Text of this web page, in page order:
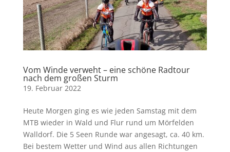
Vom Winde verweht – eine schöne Radtour
nach dem großen Sturm
19. Februar 2022
Heute Morgen ging es wie jeden Samstag mit dem
MTB wieder in Wald und Flur rund um Mörfelden
Walldorf. Die 5 Seen Runde war angesagt, ca. 40 km.
Bei bestem Wetter und Wind aus allen Richtungen